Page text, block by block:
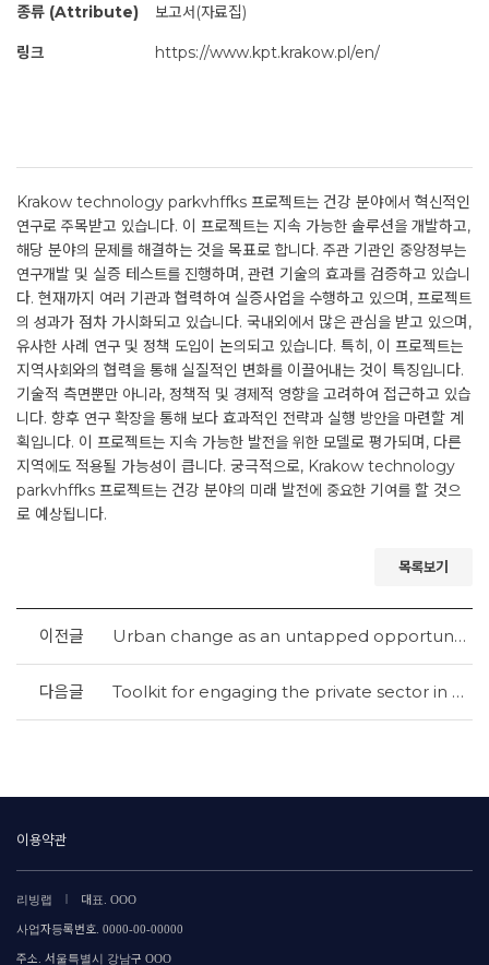
종류 (Attribute) 보고서(자료집)
링크 https://www.kpt.krakow.pl/en/
Krakow technology parkvhffks 프로젝트는 건강 분야에서 혁신적인
연구로 주목받고 있습니다. 이 프로젝트는 지속 가능한 솔루션을 개발하고,
해당 분야의 문제를 해결하는 것을 목표로 합니다. 주관 기관인 중앙정부는
연구개발 및 실증 테스트를 진행하며, 관련 기술의 효과를 검증하고 있습니
다. 현재까지 여러 기관과 협력하여 실증사업을 수행하고 있으며, 프로젝트
의 성과가 점차 가시화되고 있습니다. 국내외에서 많은 관심을 받고 있으며,
유사한 사례 연구 및 정책 도입이 논의되고 있습니다. 특히, 이 프로젝트는
지역사회와의 협력을 통해 실질적인 변화를 이끌어내는 것이 특징입니다.
기술적 측면뿐만 아니라, 정책적 및 경제적 영향을 고려하여 접근하고 있습
니다. 향후 연구 확장을 통해 보다 효과적인 전략과 실행 방안을 마련할 계
획입니다. 이 프로젝트는 지속 가능한 발전을 위한 모델로 평가되며, 다른
지역에도 적용될 가능성이 큽니다. 궁극적으로, Krakow technology
parkvhffks 프로젝트는 건강 분야의 미래 발전에 중요한 기여를 할 것으
로 예상됩니다.
목록보기
이전글 Urban change as an untapped opportunity for climate adaptation
다음글 Toolkit for engaging the private sector in National Adaptation Plans (NAPs)
이용약관
리빙랩 | 대표. OOO
사업자등록번호. 0000-00-00000
주소. 서울특별시 강남구 OOO